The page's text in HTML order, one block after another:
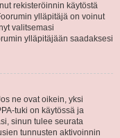
rekisteröinnin käytöstä
ylläpitäjä on voinut
valitsemasi
ylläpitäjään saadaksesi
ne ovat oikein, yksi
tuki on käytössä ja
sinun tulee seurata
tunnusten aktivoinnin